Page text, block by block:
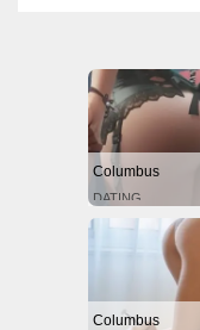
Columbus
DATING
Columbus